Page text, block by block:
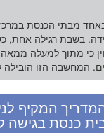
מבתי הכנסת
בשבת רגילה אחת,
כי מתוך למעלה
המחשבה הזו הובילה
המקיף
כנסת בגישה